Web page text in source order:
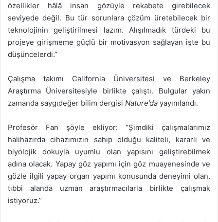
özellikler hâlâ insan gözüyle rekabete girebilecek
seviyede değil. Bu tür sorunlara çözüm üretebilecek bir
teknolojinin geliştirilmesi lazım. Alışılmadık türdeki bu
projeye girişmeme güçlü bir motivasyon sağlayan işte bu
düşüncelerdi.’’
Çalışma takımı California Üniversitesi ve Berkeley
Araştırma Üniversitesiyle birlikte çalıştı. Bulgular yakın
zamanda saygıdeğer bilim dergisi Nature’da yayımlandı.
Profesör Fan şöyle ekliyor: ‘’Şimdiki çalışmalarımız
halihazırda cihazımızın sahip olduğu kaliteli, kararlı ve
biyolojik dokuyla uyumlu olan yapısını geliştirebilmek
adına olacak. Yapay göz yapımı için göz muayenesinde ve
gözle ilgili yapay organ yapımı konusunda deneyimi olan,
tıbbi alanda uzman araştırmacılarla birlikte çalışmak
istiyoruz.’’